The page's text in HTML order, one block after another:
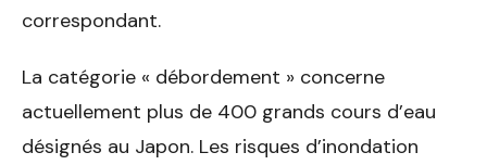
correspondant.
La catégorie « débordement » concerne
actuellement plus de 400 grands cours d’eau
désignés au Japon. Les risques d’inondation